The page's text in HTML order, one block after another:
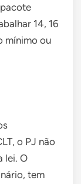
14, 16
mínimo ou
o PJ não
lei. O
tem